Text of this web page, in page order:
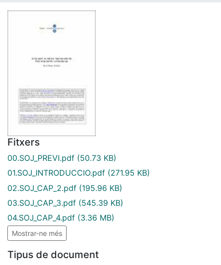
Fitxers
00.SOJ_PREVI.pdf (50.73 KB)
01.SOJ_INTRODUCCIO.pdf (271.95 KB)
02.SOJ_CAP_2.pdf (195.96 KB)
03.SOJ_CAP_3.pdf (545.39 KB)
04.SOJ_CAP_4.pdf (3.36 MB)
Mostrar-ne més
Tipus de document